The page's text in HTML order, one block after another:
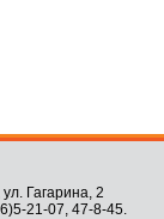
Гагарина, 2
21-07, 47-8-45.